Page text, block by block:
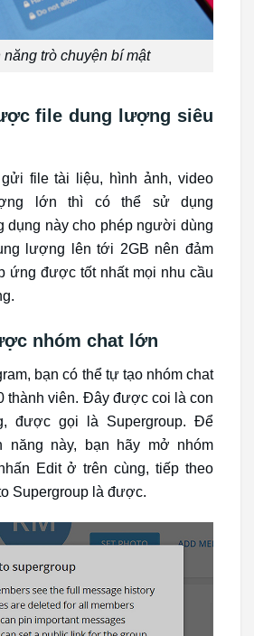
năng trò chuyện bí mật
file dung lượng siêu
file tài liệu, hình ảnh, video
lớn thì có thể sử dụng
dụng này cho phép người dùng
lượng lên tới 2GB nên đảm
ứng được tốt nhất mọi nhu cầu
nhóm chat lớn
bạn có thể tự tạo nhóm chat
thành viên. Đây được coi là con
được gọi là Supergroup. Để
năng này, bạn hãy mở nhóm
Edit ở trên cùng, tiếp theo
Supergroup là được.